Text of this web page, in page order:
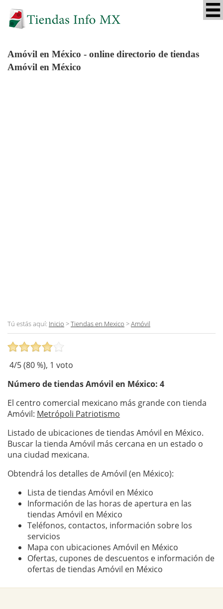
Amóvil en México - online directorio de tiendas
Amóvil en México
Tú estás aquí: Inicio >Tiendas en Mexico >Amóvil
4/5 (80%), 1 voto
Número de tiendasAmóvil en México: 4
El centro comercial mexicano más grande con tienda
Amóvil: Metrópoli Patriotismo
Listado de ubicaciones de tiendas Amóvil en México.
Buscar la tienda Amóvil más cercana en un estado o
una ciudad mexicana.
Obtendrá los detalles de Amóvil (en México):
Lista de tiendas Amóvil en México
Información de las horas de apertura en las
tiendas Amóvil en México
Teléfonos, contactos, información sobre los
servicios
Mapa con ubicaciones Amóvil en México
Ofertas, cupones de descuentos e información de
ofertas de tiendas Amóvil en México